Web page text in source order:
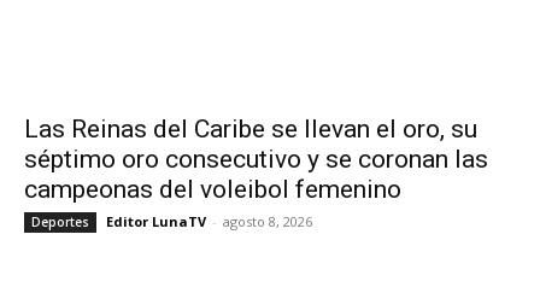
Las Reinas del Caribe se llevan el oro, su
séptimo oro consecutivo y se coronan las
campeonas del voleibol femenino
Deportes Editor LunaTV - agosto 8, 2026